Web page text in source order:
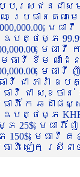
រសជនជាសម
ណៈ ប្រធានគណ
បត្ថម្ភ
មេធាវី
េធាវី ខឹម ណា
មេធ
វី ជា ភារ៉ា ឧ
ធាវី ជា សុខច
ាវី កែ ឆដាផ
ឧបត្ថម្ភ
មេធាវី ញ៉
មេធាវី គន្
ធាវី ជៀក ស្រីន